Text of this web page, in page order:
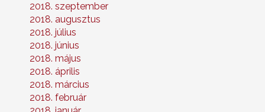
2018. szeptember
2018. augusztus
2018. július
2018. június
2018. május
2018. április
2018. március
2018. február